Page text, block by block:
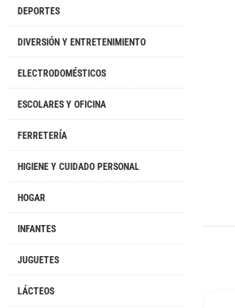
DEPORTES
DIVERSIÓN Y ENTRETENIMIENTO
ELECTRODOMÉSTICOS
ESCOLARES Y OFICINA
FERRETERÍA
HIGIENE Y CUIDADO PERSONAL
HOGAR
INFANTES
JUGUETES
LÁCTEOS